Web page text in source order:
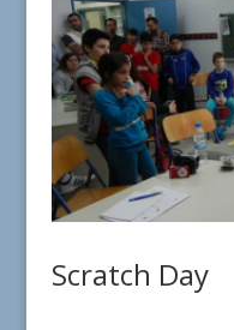
Scratch Day